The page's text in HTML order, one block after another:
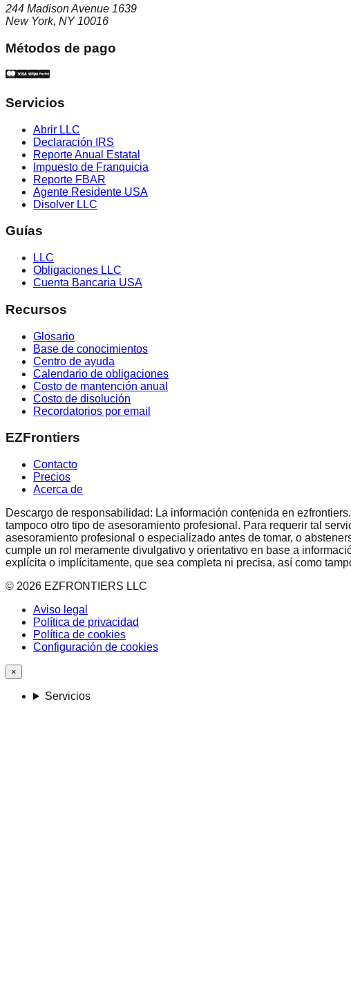
244 Madison Avenue 1639
New York, NY 10016
Métodos de pago
Servicios
Abrir LLC
Declaración IRS
Reporte Anual Estatal
Impuesto de Franquicia
Reporte FBAR
Agente Residente USA
Disolver LLC
Guías
LLC
Obligaciones LLC
Cuenta Bancaria USA
Recursos
Glosario
Base de conocimientos
Centro de ayuda
Calendario de obligaciones
Costo de mantención anual
Costo de disolución
Recordatorios por email
EZFrontiers
Contacto
Precios
Acerca de
Descargo de responsabilidad: La información contenida en
tampoco otro tipo de asesoramiento profesional. Para requerir tal
asesoramiento profesional o especializado antes de tomar, o
cumple un rol meramente divulgativo y orientativo en base a
explícita o implícitamente, que sea completa ni precisa, así como
© 2026 EZFRONTIERS LLC
Aviso legal
Política de privacidad
Política de cookies
Configuración de cookies
×
Servicios